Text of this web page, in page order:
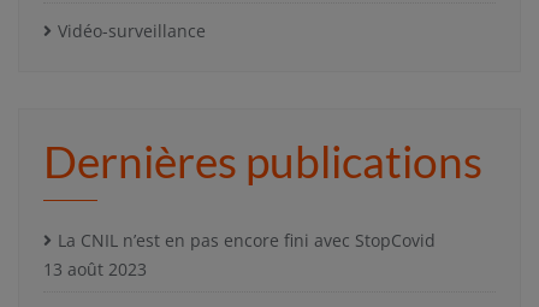
Vidéo-surveillance
Dernières publications
La CNIL n’est en pas encore fini avec StopCovid
13 août 2023